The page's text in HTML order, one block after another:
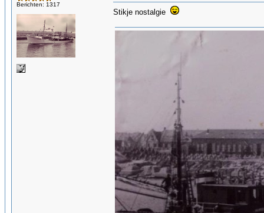
Berichten: 1317
Stikje nostalgie